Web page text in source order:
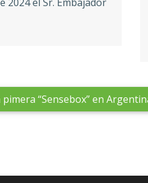
2024 el Sr. Embajador
“Sensebox” en